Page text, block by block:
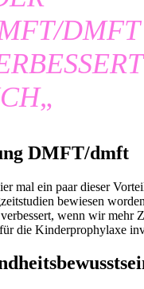
DMFT
„
DMFT/dmft
mal ein paar dieser
bewiesen
wenn wir mehr
die Kinderprophylaxe